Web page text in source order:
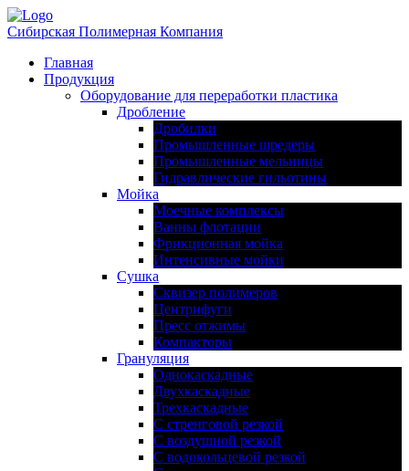
Сибирская Полимерная Компания
Главная
Продукция
Оборудование для переработки пластика
Дробление
Дробилки
Промышленные шредеры
Промышленные мельницы
Гидравлические гильотины
Мойка
Моечные комплексы
Ванны флотации
Фрикционная мойка
Интенсивные мойки
Сушка
Сквизер полимеров
Центрифуги
Пресс отжимы
Компакторы
Грануляция
Однокаскадные
Двухкаскадные
Трехкаскадные
С стренговой резкой
С воздушной резкой
С водокольцевой резкой